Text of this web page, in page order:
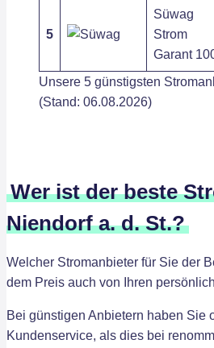
5
Süwag
Strom
Garant
Unsere 5 günstigsten
(Stand: 06.08.2026)
Wer ist der beste
Niendorf a. d. St.?
Welcher Stromanbieter für Sie der
dem Preis auch von Ihren
Bei günstigen Anbietern haben Sie
Kundenservice, als dies bei